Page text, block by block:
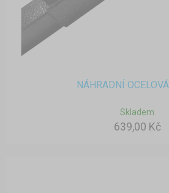
NÁHRADNÍ
Skladem
639,00 Kč